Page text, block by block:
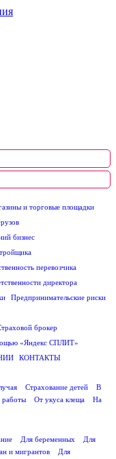
и торговые площадки
бизнес
перевозчика
директора
Предпринимательские риски
брокер
«Яндекс СПЛИТ»
КОНТАКТЫ
Страхование детей
В
работы От укуса клеща
На
Для беременных
Для
и мигрантов
Для